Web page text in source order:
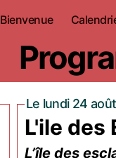
Bienvenue
Le lundi 24
L'ile des
L’île des